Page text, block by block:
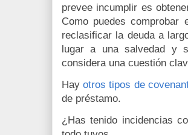
prevee incumplir es
Como puedes comprobar
reclasificar la deuda a
lugar a una salvedad y
considera una cuestión
Hayotros tipos de
de préstamo.
¿Has tenido incidencias